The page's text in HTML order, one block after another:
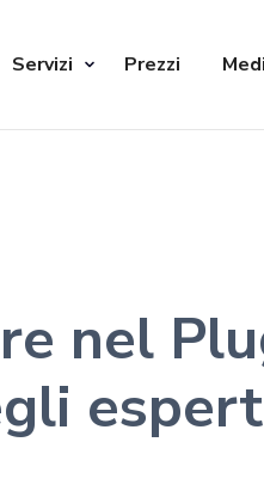
Servizi Prezzi
nel